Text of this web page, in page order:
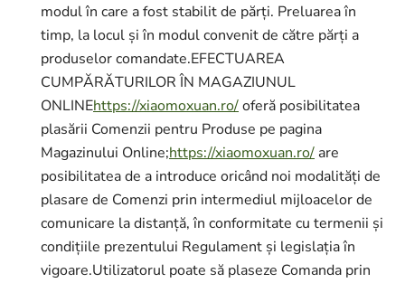
modul în care a fost stabilit de părți. Preluarea în
timp, la locul și în modul convenit de către părți a
produselor comandate.EFECTUAREA
CUMPĂRĂTURILOR ÎN MAGAZIUNUL
ONLINEhttps://xiaomoxuan.ro/oferă posibilitatea
plasării Comenzii pentru Produse pe pagina
Magazinului Online;https://xiaomoxuan.ro/ are
posibilitatea de a introduce oricând noi modalități de
plasare de Comenzi prin intermediul mijloacelor de
comunicare la distanță, în conformitate cu termenii și
condițiile prezentului Regulament și legislația în
vigoare.Utilizatorul poate să plaseze Comanda prin